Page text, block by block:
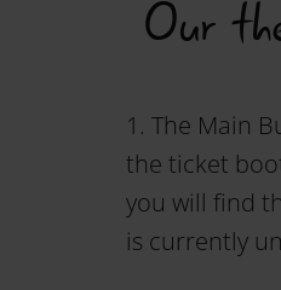
Our
1. The Main
the ticket
you will find
is currently